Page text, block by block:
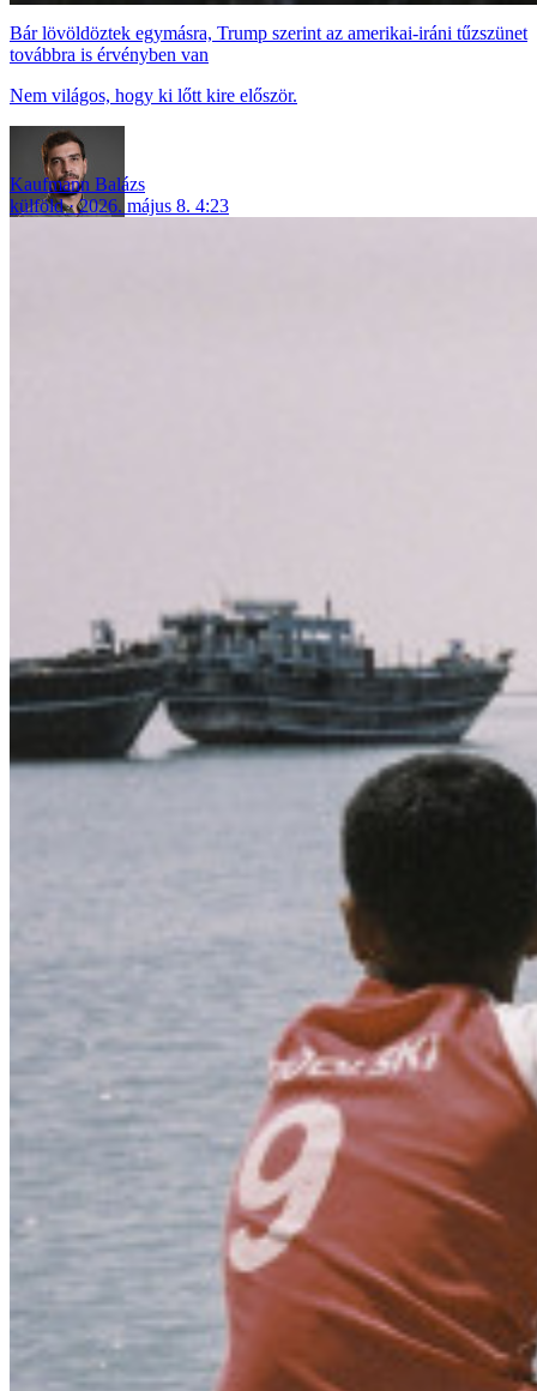
Bár lövöldöztek egymásra, Trump szerint az amerikai-iráni tűzszünet
továbbra is érvényben van
Nem világos, hogy ki lőtt kire először.
Kaufmann Balázs
külföld
2026. május 8. 4:23